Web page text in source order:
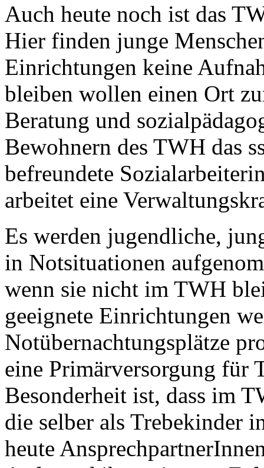
Auch heute noch ist das
Hier finden junge
Einrichtungen keine
bleiben wollen einen Ort
Beratung und
Bewohnern des TWH das
befreundete
arbeitet eine
Es werden jugendliche,
in Notsituationen
wenn sie nicht im TWH
geeignete Einrichtungen
Notübernachtungsplätze
eine Primärversorgung für
Besonderheit ist, dass im
die selber als Trebekinder
heute